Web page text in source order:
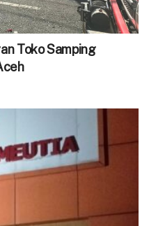
Toko Samping